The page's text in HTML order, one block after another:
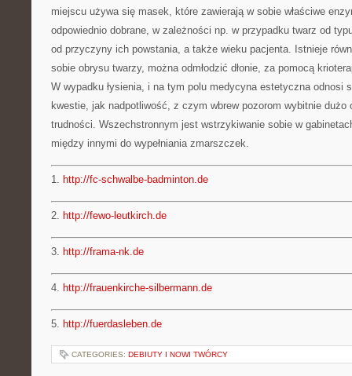
miejscu używa się masek, które zawierają w sobie właściwe
odpowiednio dobrane, w zależności np. w przypadku twarz od
od przyczyny ich powstania, a także wieku pacjenta. Istnieje
sobie obrysu twarzy, można odmłodzić dłonie, za pomocą
W wypadku łysienia, i na tym polu medycyna estetyczna odnosi
kwestie, jak nadpotliwość, z czym wbrew pozorom wybitnie dużo
trudności. Wszechstronnym jest wstrzykiwanie sobie w
między innymi do wypełniania zmarszczek.
1. http://fc-schwalbe-badminton.de
2. http://fewo-leutkirch.de
3. http://frama-nk.de
4. http://frauenkirche-silbermann.de
5. http://fuerdasleben.de
CATEGORIES: DEBIUTY I NOWI TWÓRCY